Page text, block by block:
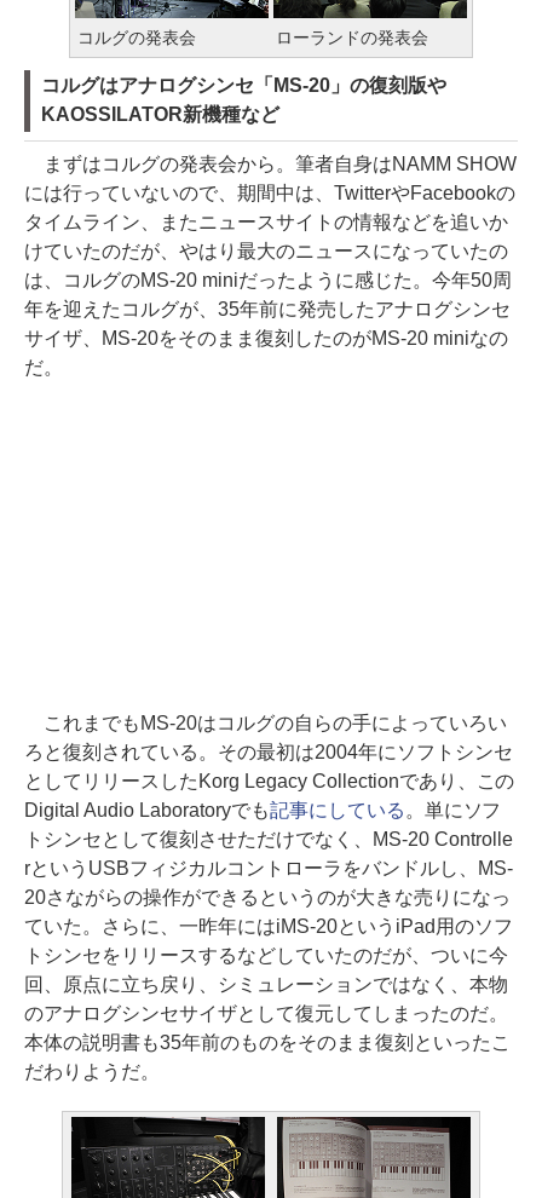
コルグの発表会 ローランドの発表会
コルグはアナログシンセ「MS-20」の復刻版や
KAOSSILATOR新機種など
まずはコルグの発表会から。筆者自身はNAMM SHOW
には行っていないので、期間中は、TwitterやFacebookの
タイムライン、またニュースサイトの情報などを追いか
けていたのだが、やはり最大のニュースになっていたの
は、コルグのMS-20 miniだったように感じた。今年50周
年を迎えたコルグが、35年前に発売したアナログシンセ
サイザ、MS-20をそのまま復刻したのがMS-20 miniなの
だ。
これまでもMS-20はコルグの自らの手によっていろい
ろと復刻されている。その最初は2004年にソフトシンセ
としてリリースしたKorg Legacy Collectionであり、この
Digital Audio Laboratoryでも記事にしている 。単にソフ
トシンセとして復刻させただけでなく、MS-20 Controlle
rというUSBフィジカルコントローラをバンドルし、MS-
20さながらの操作ができるというのが大きな売りになっ
ていた。さらに、一昨年にはiMS-20というiPad用のソフ
トシンセをリリースするなどしていたのだが、ついに今
回、原点に立ち戻り、シミュレーションではなく、本物
のアナログシンセサイザとして復元してしまったのだ。
本体の説明書も35年前のものをそのまま復刻といったこ
だわりようだ。